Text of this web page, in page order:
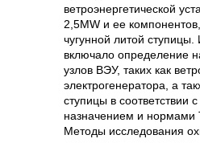
ветроэнергетической
2,5MW и ее
чугунной литой
включало определение
узлов ВЭУ, таких как
электрогенератора, а
ступицы в соответствии
назначением и
Методы исследования